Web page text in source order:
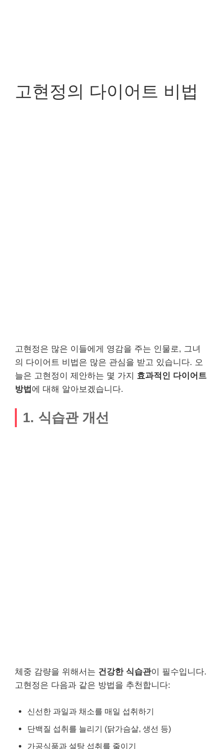
고현정의 다이어트 비법
고현정은 많은 이들에게 영감을 주는 인물로, 그녀
의 다이어트 비법은 많은 관심을 받고 있습니다. 오
늘은 고현정이 제안하는 몇 가지 효과적인 다이어트
방법 에 대해 알아보겠습니다.
1. 식습관 개선
체중 감량을 위해서는 건강한 식습관이 필수입니다.
고현정은 다음과 같은 방법을 추천합니다:
신선한 과일과 채소를 매일 섭취하기
단백질 섭취를 늘리기 (닭가슴살, 생선 등)
가공식품과 설탕 섭취를 줄이기